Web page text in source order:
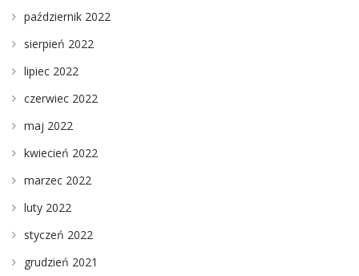
październik 2022
sierpień 2022
lipiec 2022
czerwiec 2022
maj 2022
kwiecień 2022
marzec 2022
luty 2022
styczeń 2022
grudzień 2021